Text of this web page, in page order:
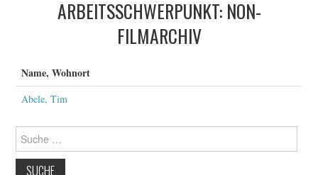
PREIS DER DEUTSCHEN
FESTIVALPREISE
S. KRACAUER PREIS
WOCHE DER KRITIK
ARBEITSSCHWERPUNKT: NON-
FILMARCHIV
Name, Wohnort
Abele, Tim
Suche
nach: